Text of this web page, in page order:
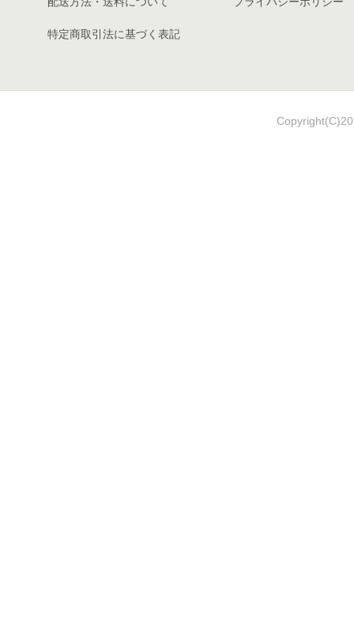
特定商取引法に基づく表記